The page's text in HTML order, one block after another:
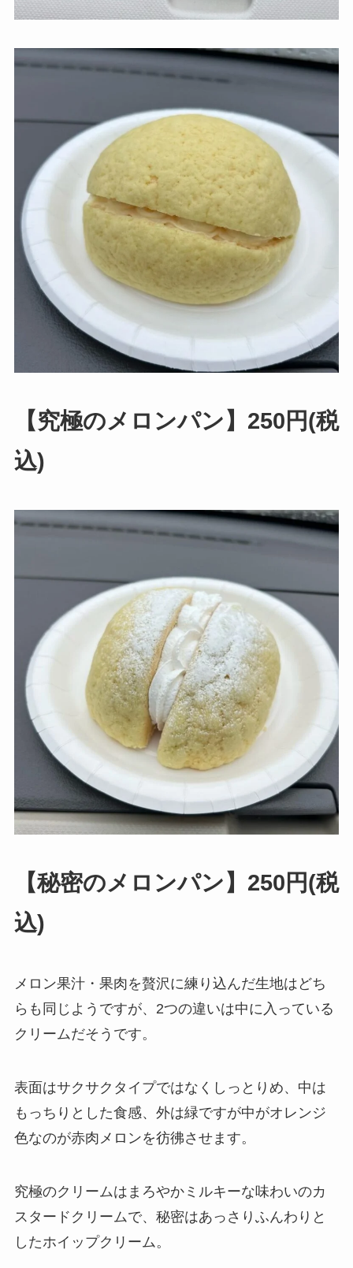
【究極のメロンパン】250円(税
込)
【秘密のメロンパン】250円(税
込)
メロン果汁・果肉を贅沢に練り込んだ生地はどち
らも同じようですが、2つの違いは中に入っている
クリームだそうです。
表面はサクサクタイプではなくしっとりめ、中は
もっちりとした食感、外は緑ですが中がオレンジ
色なのが赤肉メロンを彷彿させます。
究極のクリームはまろやかミルキーな味わいのカ
スタードクリームで、秘密はあっさりふんわりと
したホイップクリーム。